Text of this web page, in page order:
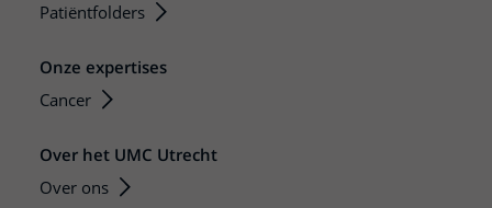
Patiëntfolders
Onze expertises
Cancer
Over het UMC Utrecht
Over ons